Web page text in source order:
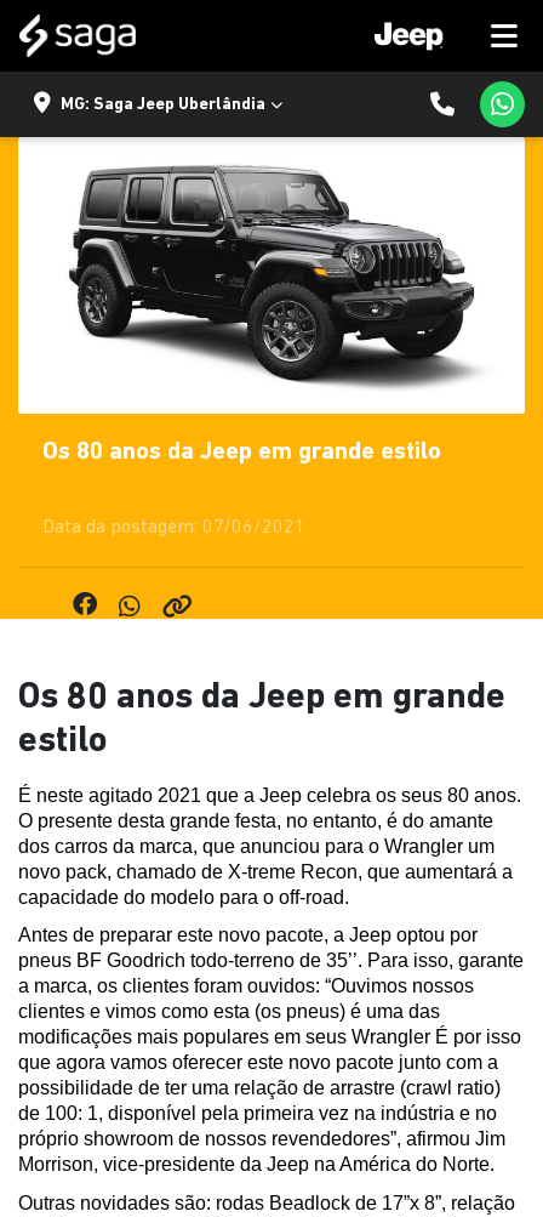
MG: Saga Jeep Uberlândia
Os 80 anos da Jeep em grande estilo
Data da postagem: 07/06/2021
Os 80 anos da Jeep em grande
estilo
É neste agitado 2021 que a Jeep celebra os seus 80 anos.
O presente desta grande festa, no entanto, é do amante
dos carros da marca, que anunciou para o Wrangler um
novo pack, chamado de X-treme Recon, que aumentará a
capacidade do modelo para o off-road.
Antes de preparar este novo pacote, a Jeep optou por
pneus BF Goodrich todo-terreno de 35’’. Para isso, garante
a marca, os clientes foram ouvidos: “Ouvimos nossos
clientes e vimos como esta (os pneus) é uma das
modificações mais populares em seus Wrangler É por isso
que agora vamos oferecer este novo pacote junto com a
possibilidade de ter uma relação de arrastre (crawl ratio)
de 100: 1, disponível pela primeira vez na indústria e no
próprio showroom de nossos revendedores”, afirmou Jim
Morrison, vice-presidente da Jeep na América do Norte.
Outras novidades são: rodas Beadlock de 17”x 8”, relação